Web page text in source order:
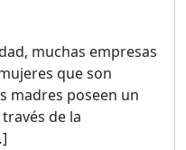
muchas empresas
que son
madres poseen un
de la